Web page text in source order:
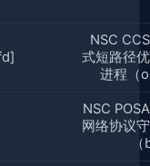
NSC
式短路径
进程（
NSC
网络协议